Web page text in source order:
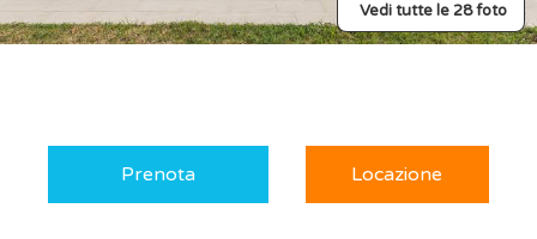
Vedi tutte le 28 foto
Prenota Locazione